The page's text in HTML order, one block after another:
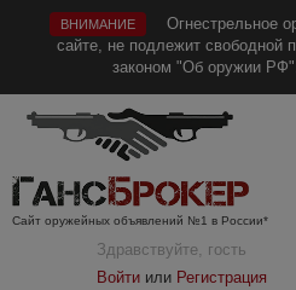
ВНИМАНИЕ
Огнестрельное
сайте, не подлежит свободной
законом "Об оружии
Сайт оружейных объявлений №1 в России*
Здравствуйте, гость
Войти или Регистрация